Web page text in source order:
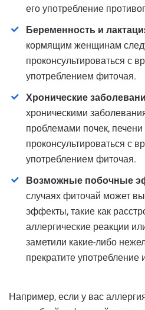
его употребление
Беременность и
кормящим женщинам
проконсультироваться с
употреблением фиточая.
Хронические
хроническими
проблемами почек,
проконсультироваться с
употреблением фиточая.
Возможные побочные
случаях фиточай может
эффекты, такие как
аллергические реакции
заметили какие-либо
прекратите употребление
Например, если у вас